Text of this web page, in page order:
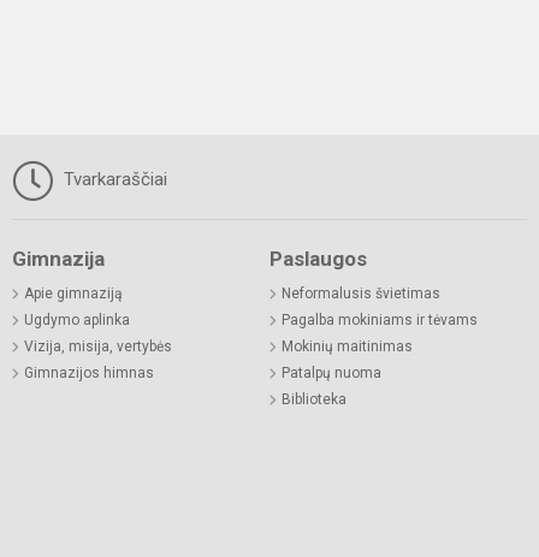
Tvarkaraščiai
Gimnazija
Apie gimnaziją
Ugdymo aplinka
Vizija, misija, vertybės
Gimnazijos himnas
Paslaugos
Neformalusis švietimas
Pagalba mokiniams ir tėvams
Mokinių maitinimas
Patalpų nuoma
Biblioteka